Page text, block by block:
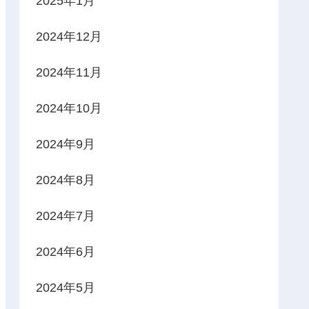
2024年12月
2024年11月
2024年10月
2024年9月
2024年8月
2024年7月
2024年6月
2024年5月